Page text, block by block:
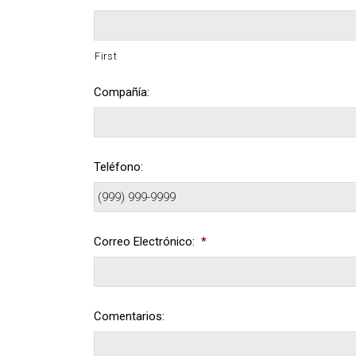
First
Compañía:
Teléfono:
Correo Electrónico: *
Comentarios: